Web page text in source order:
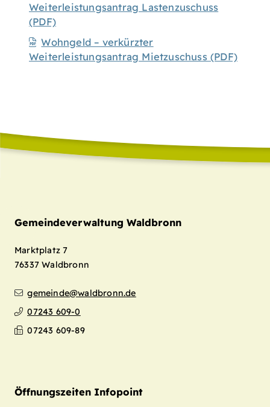
Weiterleistungsantrag Lastenzuschuss
(PDF)
Wohngeld – verkürzter
Weiterleistungsantrag Mietzuschuss (PDF)
Gemeindeverwaltung Waldbronn
Marktplatz 7
76337 Waldbronn
gemeinde@waldbronn.de
07243 609-0
07243 609-89
Öffnungszeiten Infopoint